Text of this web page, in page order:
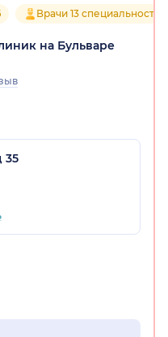
Врачи 13 специальностей
на Бульваре
35